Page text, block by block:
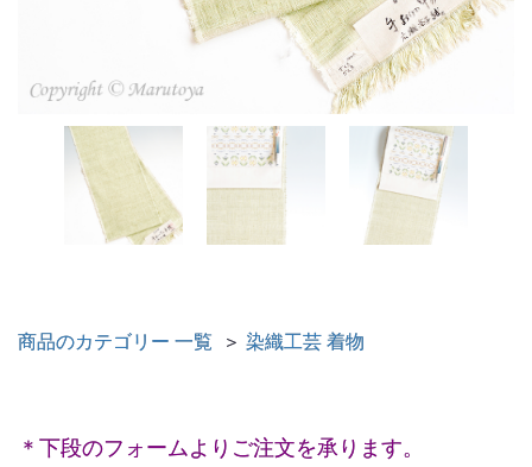
商品のカテゴリー 一覧 ＞ 染織工芸 着物
＊下段のフォームよりご注文を承ります。